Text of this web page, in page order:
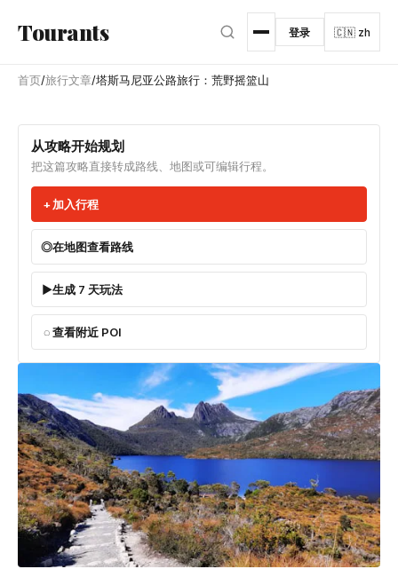
Tourants 登录 🇨🇳 zh
首页/旅行文章/塔斯马尼亚公路旅行：荒野摇篮山
从攻略开始规划
把这篇攻略直接转成路线、地图或可编辑行程。
加入行程
在地图查看路线
生成 7 天玩法
查看附近 POI